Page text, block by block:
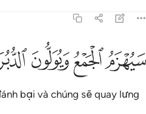
سيهزم الجمع ويولون الدبر ٤٥
سَيُهْزَمُ ٱلْجَمْعُ وَيُوَلُّونَ ٱلدُّبُرَ ٤٥
ﲿﳀﳁ
bại và chúng sẽ quay lưng